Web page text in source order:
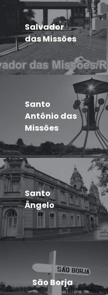
Salvador
das Missões
Santo
Antônio das
Missões
Santo
Ângelo
São Borja